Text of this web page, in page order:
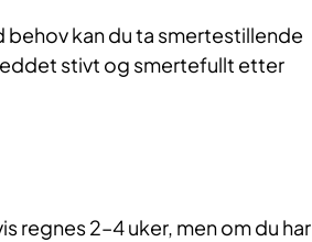
behov kan du ta smertestillende
stivt og smertefullt etter
regnes 2–4 uker, men om du har